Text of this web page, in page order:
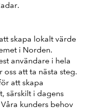
skapa lokalt värde
i Norden.
användare i hela
att ta nästa steg.
att skapa
särskilt i dagens
kunders behov